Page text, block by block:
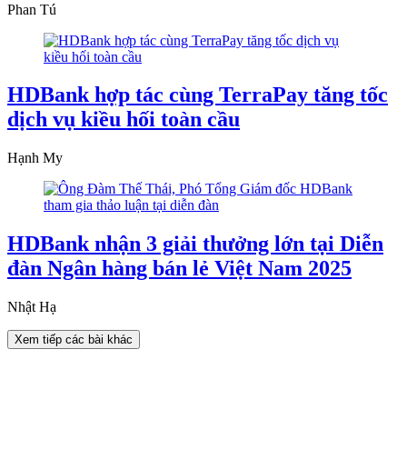
Phan Tú
HDBank hợp tác cùng TerraPay tăng tốc
dịch vụ kiều hối toàn cầu
Hạnh My
HDBank nhận 3 giải thưởng lớn tại Diễn
đàn Ngân hàng bán lẻ Việt Nam 2025
Nhật Hạ
Xem tiếp các bài khác